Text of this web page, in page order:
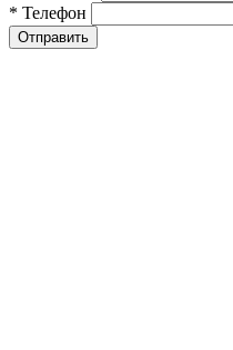
* Телефон
Отправить